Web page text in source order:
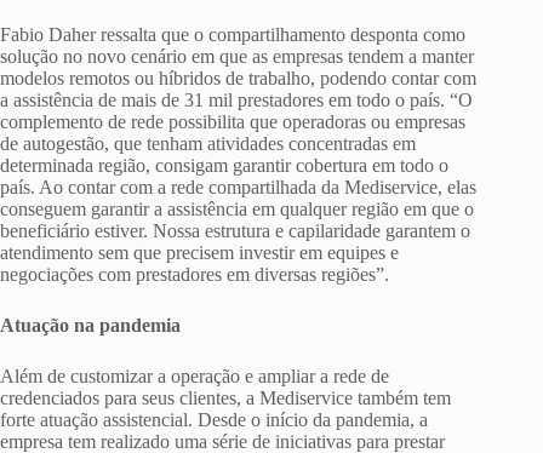
Fabio Daher ressalta que o compartilhamento desponta como
solução no novo cenário em que as empresas tendem a manter
modelos remotos ou híbridos de trabalho, podendo contar com
a assistência de mais de 31 mil prestadores em todo o país. “O
complemento de rede possibilita que operadoras ou empresas
de autogestão, que tenham atividades concentradas em
determinada região, consigam garantir cobertura em todo o
país. Ao contar com a rede compartilhada da Mediservice, elas
conseguem garantir a assistência em qualquer região em que o
beneficiário estiver. Nossa estrutura e capilaridade garantem o
atendimento sem que precisem investir em equipes e
negociações com prestadores em diversas regiões”.
Atuação na pandemia
Além de customizar a operação e ampliar a rede de
credenciados para seus clientes, a Mediservice também tem
forte atuação assistencial. Desde o início da pandemia, a
empresa tem realizado uma série de iniciativas para prestar